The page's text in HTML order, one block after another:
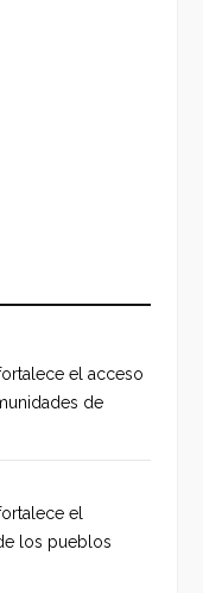
el acceso
de
el
los pueblos